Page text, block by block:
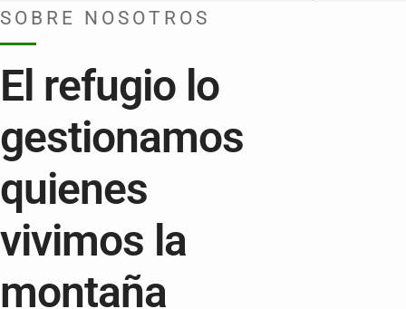
SOBRE NOSOTROS
El refugio lo
gestionamos
quienes
vivimos la
montaña